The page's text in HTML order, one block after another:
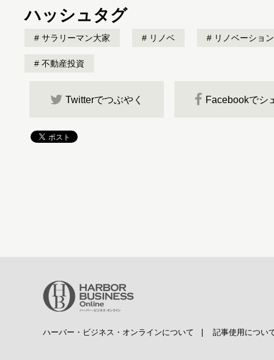
ハッシュタグ
サラリーマン大家 リノベ リノベーション
不動産投資
Twitterでつぶやく Facebookでシ
ハーバー・ビジネス・オンラインについて 記事使用につい